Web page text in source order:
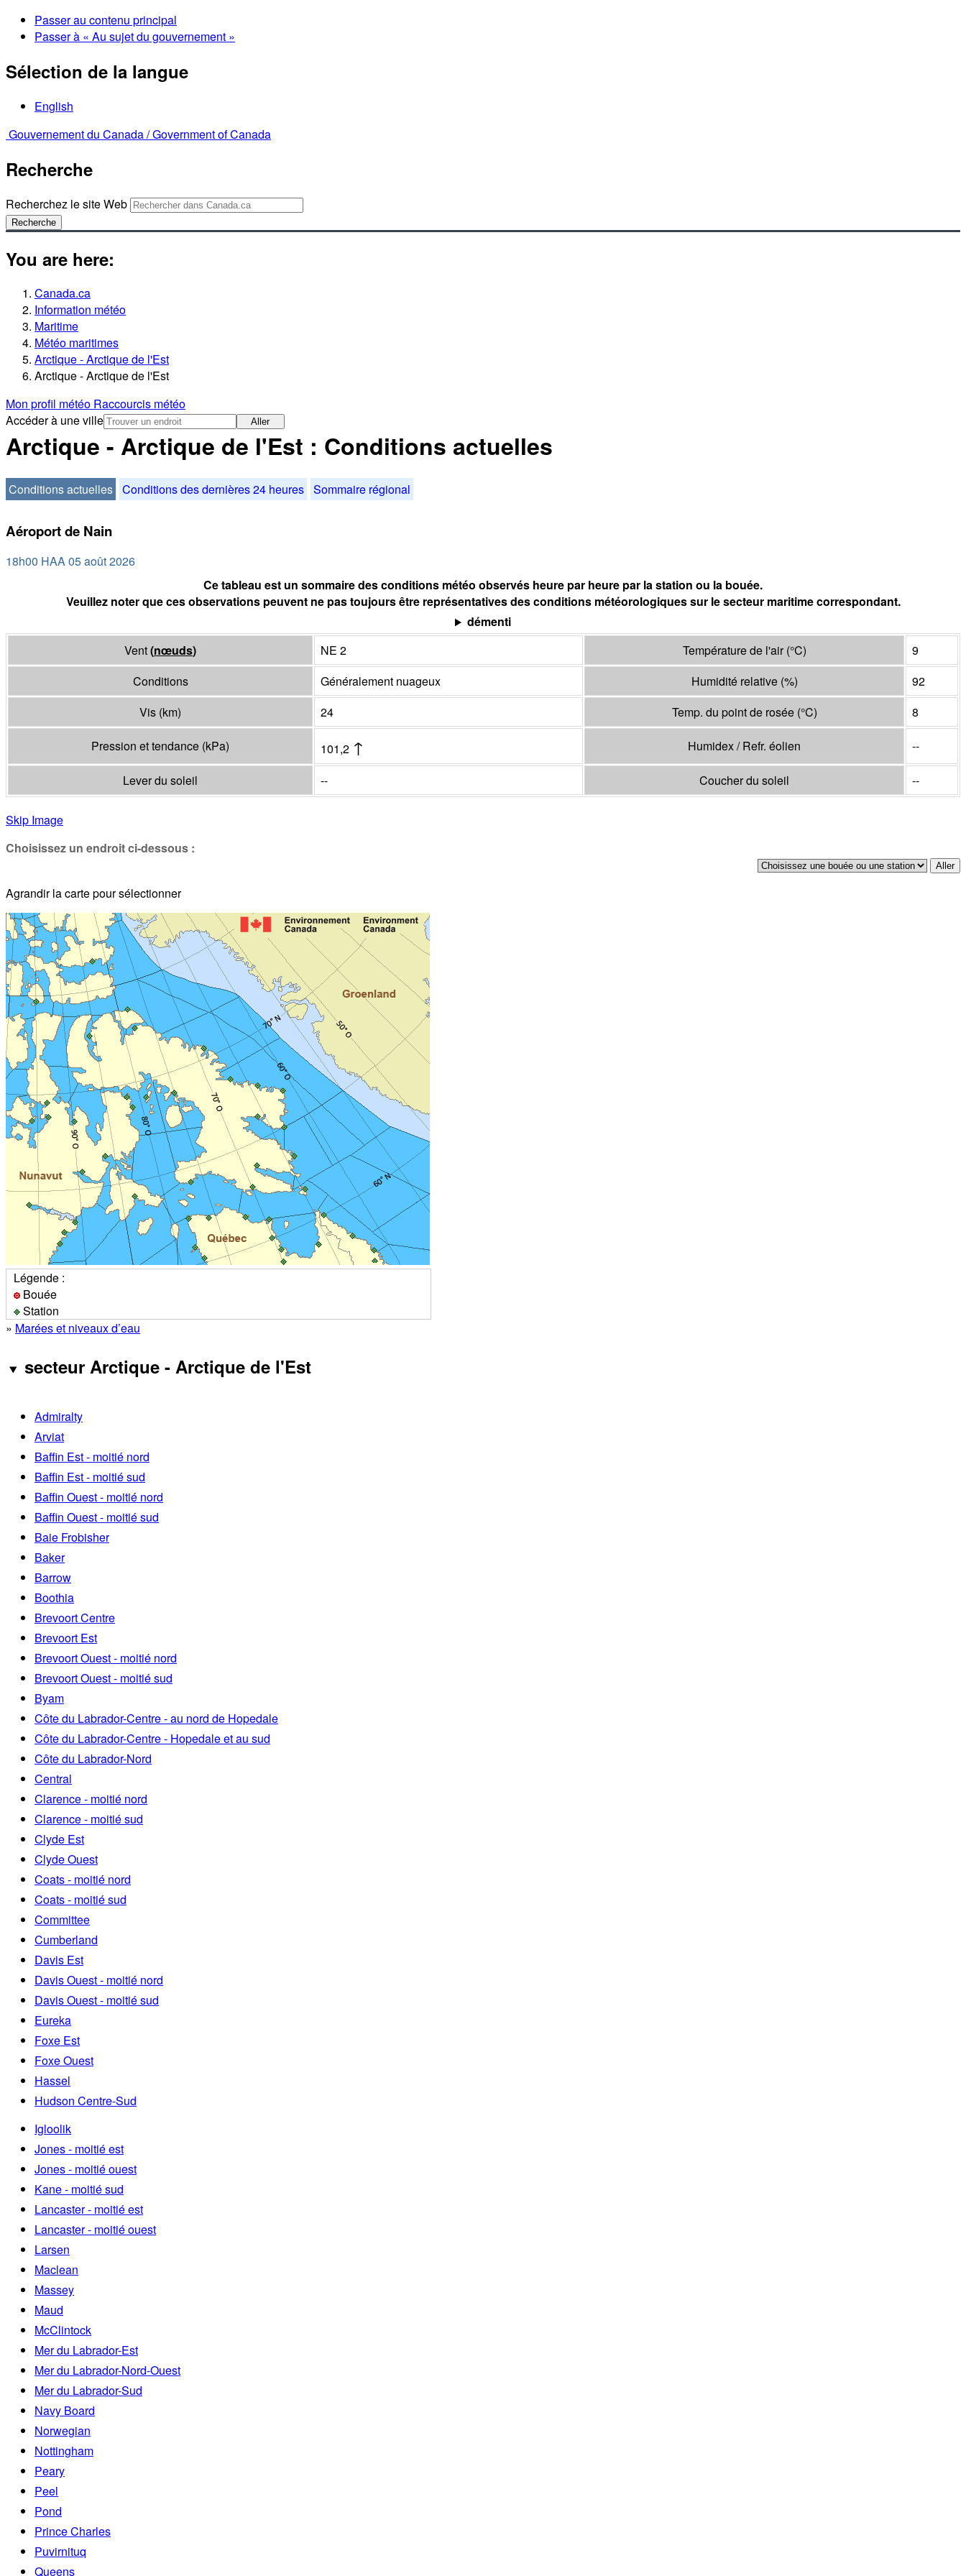
Passer au contenu principal
Passer à « Au sujet du gouvernement »
Sélection de la langue
English
Gouvernement du Canada /Government of Canada
Recherche
Recherchez le site Web
Recherche
You are here:
Canada.ca
Information météo
Maritime
Météo maritimes
Arctique - Arctique de l'Est
Arctique - Arctique de l'Est
Mon profil météo Raccourcis météo
Accéder à une ville
Aller
Arctique - Arctique de l'Est : Conditions actuelles
Conditions actuelles Conditions des dernières 24 heures Sommaire régional
Aéroport de Nain
18h00 HAA 05 août 2026
Ce tableau est un sommaire des conditions météo observés heure par heure par la station ou la bouée.
Veuillez noter que ces observations peuvent ne pas toujours être représentatives des conditions météorologiques sur le secteur maritime correspondant.
démenti
Vent(nœuds) NE 2 Température de l'air(°C)
9
Conditions
Généralement nuageux Humidité relative (%)
92
Vis (km) 24 Temp. du point de rosée (°C) 8
Pression et tendance (kPa) 101,2 ↑ Humidex / Refr. éolien --
Lever du soleil -- Coucher du soleil --
Skip Image
Choisissez un endroit ci-dessous :
Agrandir la carte pour sélectionner
Légende :
Bouée
Station
» Marées et niveaux d’eau
secteur Arctique - Arctique de l'Est
Admiralty
Arviat
Baffin Est - moitié nord
Baffin Est - moitié sud
Baffin Ouest - moitié nord
Baffin Ouest - moitié sud
Baie Frobisher
Baker
Barrow
Boothia
Brevoort Centre
Brevoort Est
Brevoort Ouest - moitié nord
Brevoort Ouest - moitié sud
Byam
Côte du Labrador-Centre - au nord de Hopedale
Côte du Labrador-Centre - Hopedale et au sud
Côte du Labrador-Nord
Central
Clarence - moitié nord
Clarence - moitié sud
Clyde Est
Clyde Ouest
Coats - moitié nord
Coats - moitié sud
Committee
Cumberland
Davis Est
Davis Ouest - moitié nord
Davis Ouest - moitié sud
Eureka
Foxe Est
Foxe Ouest
Hassel
Hudson Centre-Sud
Igloolik
Jones - moitié est
Jones - moitié ouest
Kane - moitié sud
Lancaster - moitié est
Lancaster - moitié ouest
Larsen
Maclean
Massey
Maud
McClintock
Mer du Labrador-Est
Mer du Labrador-Nord-Ouest
Mer du Labrador-Sud
Navy Board
Norwegian
Nottingham
Peary
Peel
Pond
Prince Charles
Puvirnituq
Queens